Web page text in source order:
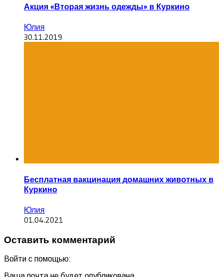
Акция «Вторая жизнь одежды» в Куркино
Юлия
30.11.2019
Бесплатная вакцинация домашних животных в
Куркино
Юлия
01.04.2021
Оставить комментарий
Войти с помощью: